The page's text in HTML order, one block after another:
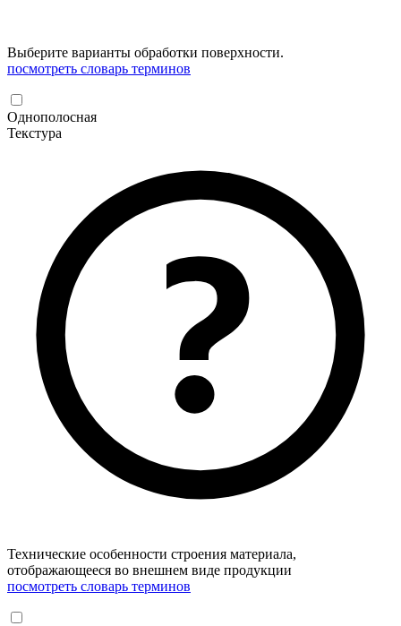
Выберите варианты обработки поверхности.
посмотреть словарь терминов
Однополосная
Текстура
Технические особенности строения материала,
отображающееся во внешнем виде продукции
посмотреть словарь терминов